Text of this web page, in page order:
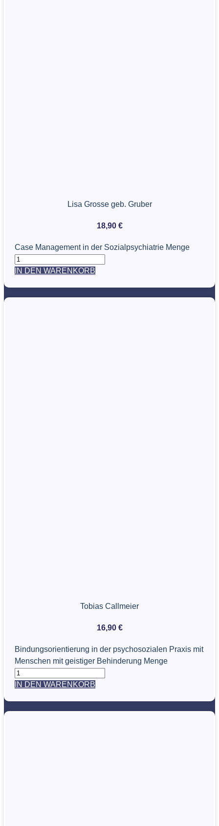
Lisa Grosse geb. Gruber
18,90 €
Case Management in der Sozialpsychiatrie Menge
IN DEN WARENKORB
Tobias Callmeier
16,90 €
Bindungsorientierung in der psychosozialen Praxis mit
Menschen mit geistiger Behinderung Menge
IN DEN WARENKORB